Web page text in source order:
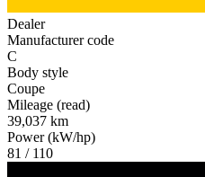
Dealer
Manufacturer code
C
Body style
Coupe
Mileage (read)
39,037 km
Power (kW/hp)
81 / 110